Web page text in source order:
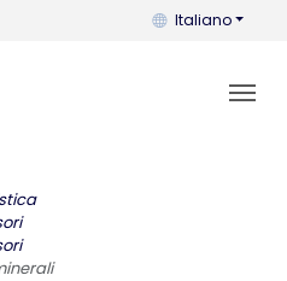
Puoi cambiare
Italiano